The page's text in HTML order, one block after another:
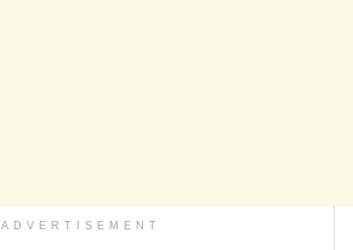
ADVERTISEMENT